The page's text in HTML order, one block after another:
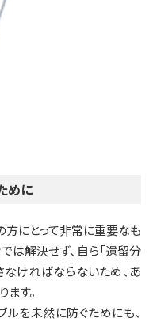
めに
方にとって非常に重要なも
は解決せず、自ら「遺留分
なければならないため、あ
す。
ルを未然に防ぐためにも、